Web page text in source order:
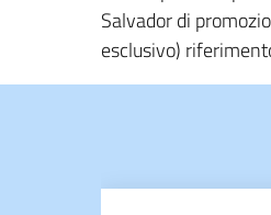
Salvador di
esclusivo)